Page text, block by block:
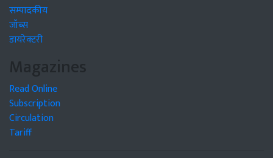
सम्पादकीय
जॉब्स
डायरेक्टरी
Magazines
Read Online
Subscription
Circulation
Tariff